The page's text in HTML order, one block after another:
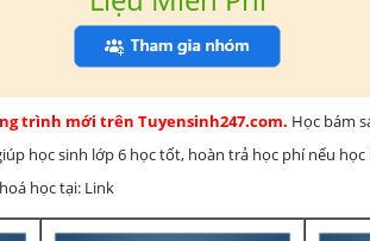
trình mới trên Tuyensinh247.com. Học bám
học sinh lớp 6 học tốt, hoàn trả học phí nếu
học tại: Link